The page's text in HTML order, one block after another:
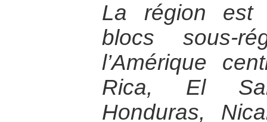
La région est
blocs sous-
l’Amérique
Rica, El
Honduras,